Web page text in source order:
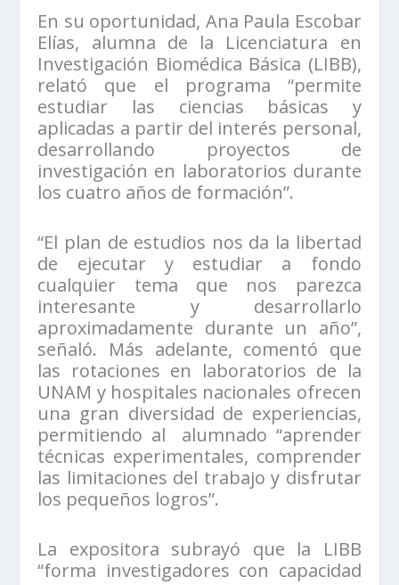
En su oportunidad, Ana Paula Escobar
Elías, alumna de la Licenciatura en
Investigación Biomédica Básica (LIBB),
relató que el programa “permite
estudiar las ciencias básicas y
aplicadas a partir del interés personal,
desarrollando proyectos de
investigación en laboratorios durante
los cuatro años de formación”.
“El plan de estudios nos da la libertad
de ejecutar y estudiar a fondo
cualquier tema que nos parezca
interesante y desarrollarlo
aproximadamente durante un año”,
señaló. Más adelante, comentó que
las rotaciones en laboratorios de la
UNAM y hospitales nacionales ofrecen
una gran diversidad de experiencias,
permitiendo al alumnado “aprender
técnicas experimentales, comprender
las limitaciones del trabajo y disfrutar
los pequeños logros”.
La expositora subrayó que la LIBB
“forma investigadores con capacidad